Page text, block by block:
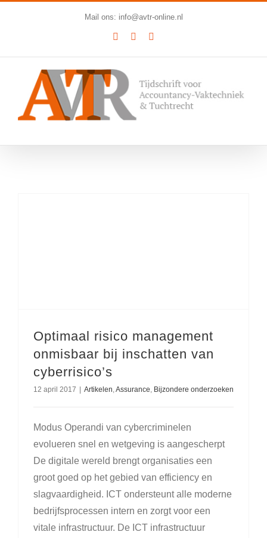
Mail ons: info@avtr-online.nl
YouTubeLinkedIn
Optimaal risico management
onmisbaar bij inschatten van
cyberrisico’s
12 april 2017 | Artikelen,Assurance, Bijzondere onderzoeken
Modus Operandi van cybercriminelen
evolueren snel en wetgeving is aangescherpt
De digitale wereld brengt organisaties een
groot goed op het gebied van efficiency en
slagvaardigheid. ICT ondersteunt alle moderne
bedrijfsprocessen intern en zorgt voor een
vitale infrastructuur. De ICT infrastructuur